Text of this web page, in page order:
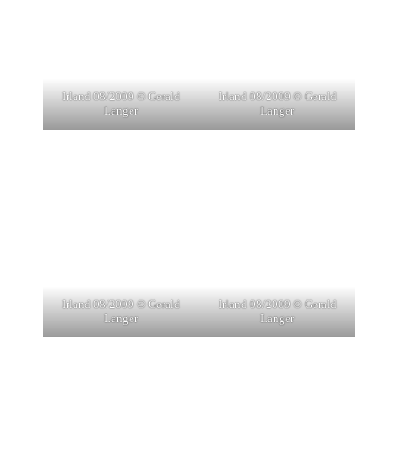
Irland 08/2009 © Gerald
Langer
Irland 08/2009 © Gerald
Langer
Irland 08/2009 © Gerald
Langer
Irland 08/2009 © Gerald
Langer